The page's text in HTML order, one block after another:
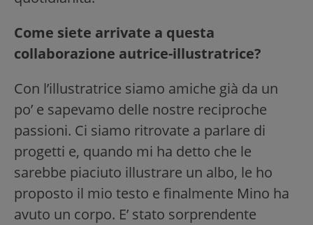
Come siete arrivate a questa
collaborazione autrice-illustratrice?
Con l’illustratrice siamo amiche già da un
po’ e sapevamo delle nostre reciproche
passioni. Ci siamo ritrovate a parlare di
progetti e, quando mi ha detto che le
sarebbe piaciuto illustrare un albo, le ho
proposto il mio testo e finalmente Mino ha
avuto un corpo. E’ stato sorprendente